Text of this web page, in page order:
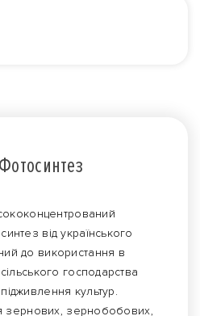
від українського
до використання в
господарства
культур.
зернових, зернобобових,